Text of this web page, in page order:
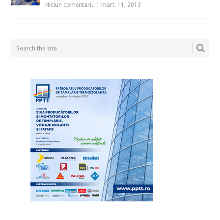
Niciun comentariu mart. 11, 2013